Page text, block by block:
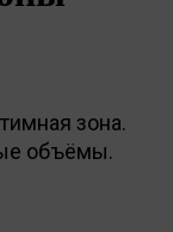
зона.
объёмы.